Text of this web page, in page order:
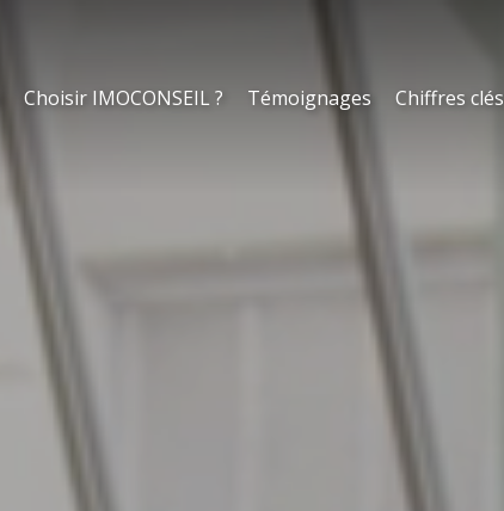
Choisir IMOCONSEIL ? Témoignages Chiffres clés